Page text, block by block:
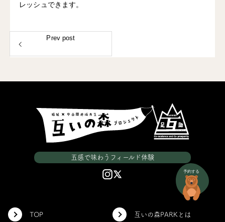
レッシュできます。
Prev post
五感で味わうフィールド体験
TOP 互いの森PARKとは